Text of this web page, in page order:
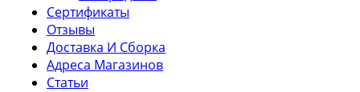
Сертификаты
Отзывы
Доставка И Сборка
Адреса Магазинов
Статьи